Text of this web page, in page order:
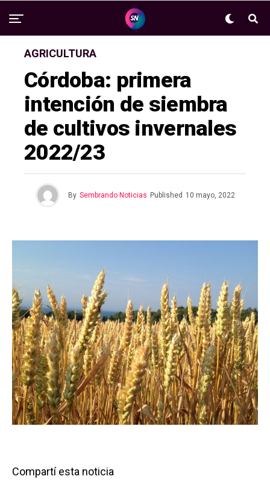
AGRICULTURA
Córdoba: primera
intención de siembra
de cultivos invernales
2022/23
By Sembrando Noticias Published 10 mayo, 2022
Compartí esta noticia